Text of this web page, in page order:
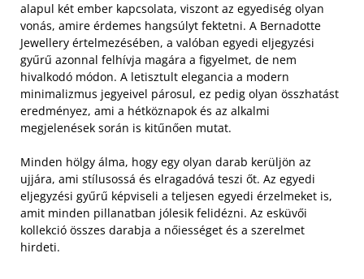
alapul két ember kapcsolata, viszont az egyediség olyan
vonás, amire érdemes hangsúlyt fektetni. A Bernadotte
Jewellery értelmezésében, a valóban egyedi eljegyzési
gyűrű azonnal felhívja magára a figyelmet, de nem
hivalkodó módon. A letisztult elegancia a modern
minimalizmus jegyeivel párosul, ez pedig olyan összhatást
eredményez, ami a hétköznapok és az alkalmi
megjelenések során is kitűnően mutat.
Minden hölgy álma, hogy egy olyan darab kerüljön az
ujjára, ami stílusossá és elragadóvá teszi őt. Az egyedi
eljegyzési gyűrű képviseli a teljesen egyedi érzelmeket is,
amit minden pillanatban jólesik felidézni. Az esküvői
kollekció összes darabja a nőiességet és a szerelmet
hirdeti.